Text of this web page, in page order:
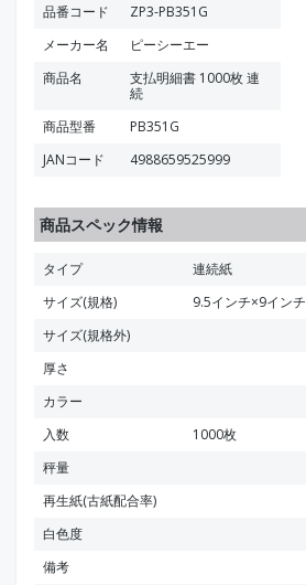
品番コード
ZP3-PB351G
メーカー名
ピーシーエー
商品名
支払明細書 1000枚 連
続
商品型番
PB351G
JANコード
4988659525999
商品スペック情報
タイプ
連続紙
サイズ(規格)
9.5インチ×9インチ
サイズ(規格外)
厚さ
カラー
入数
1000枚
秤量
再生紙(古紙配合率)
白色度
備考